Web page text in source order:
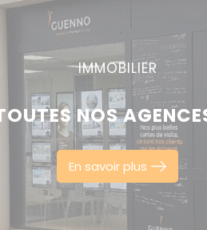
IMMOBILIER
NOS
En savoir plus